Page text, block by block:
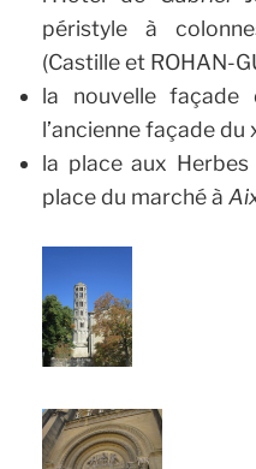
péristyle à
(Castille et ROHAN-
la nouvelle façade
l’ancienne façade du
la place aux
place du marché à